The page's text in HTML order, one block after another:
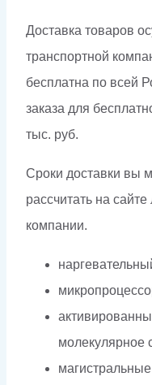
Доставка товаров
транспортной
бесплатна по всей
заказа для
тыс. руб.
Сроки доставки вы
рассчитать на
компании.
молекулярное